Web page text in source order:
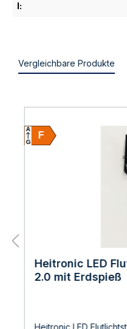
l:
Vergleichbare Produkte
F
A
G
Heitronic LED
2.0 mit Erdspieß